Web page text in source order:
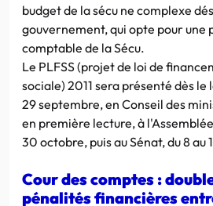
budget de la sécu ne complexe
gouvernement, qui opte pour une
comptable de la Sécu.
Le PLFSS (projet de loi de
sociale) 2011 sera présenté dès
29 septembre, en Conseil des
en première lecture, à
30 octobre, puis au Sénat, du 8 au
Cour des comptes :
pénalités financières